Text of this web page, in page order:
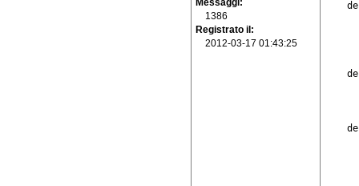
Messaggi
1386
Registrato il
2012-03-17 01:43:25